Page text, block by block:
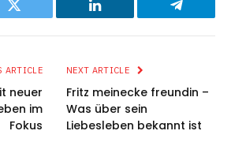
Twitter LinkedIn Telegram
ARTICLE
neuer
im
Fokus
NEXT ARTICLE
Fritz meinecke freundin –
Was über sein
Liebesleben bekannt ist